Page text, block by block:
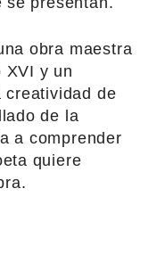
obra maestra
y un
creatividad de
de la
a comprender
quiere